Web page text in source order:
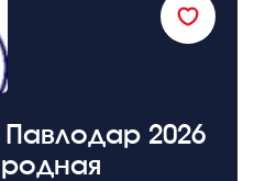
Павлодар 2026